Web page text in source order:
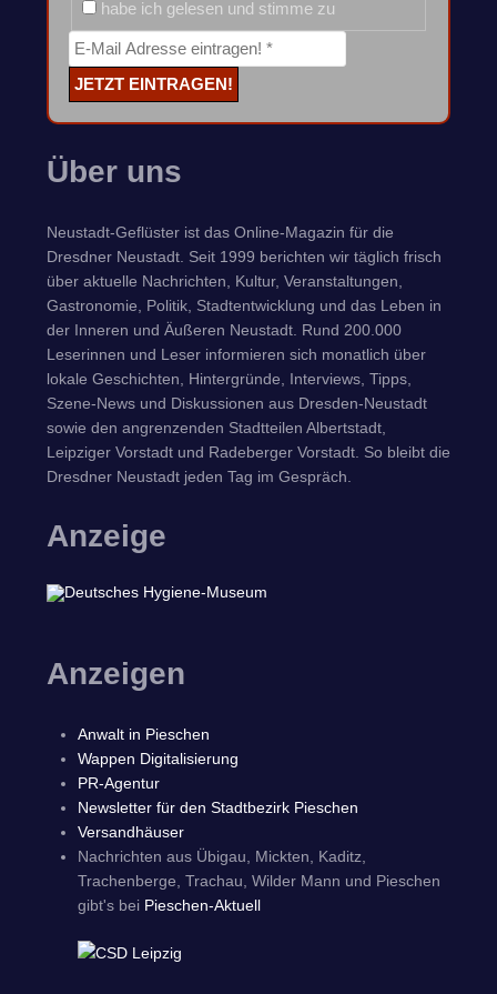
habe ich gelesen und stimme zu
Über uns
Neustadt-Geflüster ist das Online-Magazin für die
Dresdner Neustadt. Seit 1999 berichten wir täglich frisch
über aktuelle Nachrichten, Kultur, Veranstaltungen,
Gastronomie, Politik, Stadtentwicklung und das Leben in
der Inneren und Äußeren Neustadt. Rund 200.000
Leserinnen und Leser informieren sich monatlich über
lokale Geschichten, Hintergründe, Interviews, Tipps,
Szene-News und Diskussionen aus Dresden-Neustadt
sowie den angrenzenden Stadtteilen Albertstadt,
Leipziger Vorstadt und Radeberger Vorstadt. So bleibt die
Dresdner Neustadt jeden Tag im Gespräch.
Anzeige
Anzeigen
Anwalt in Pieschen
Wappen Digitalisierung
PR-Agentur
Newsletter für den Stadtbezirk Pieschen
Versandhäuser
Nachrichten aus Übigau, Mickten, Kaditz,
Trachenberge, Trachau, Wilder Mann und Pieschen
gibt's bei Pieschen-Aktuell